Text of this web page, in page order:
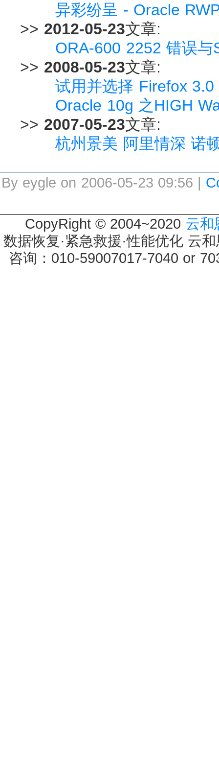
异彩纷呈 - Oracle
>> 2012-05-23文章:
ORA-600 2252 错误与
>> 2008-05-23文章:
试用并选择 Firefox 3.0
Oracle 10g 之HIGH
>> 2007-05-23文章:
杭州景美 阿里情深 诺
By eygle on 2006-05-23 09:56 |
CopyRight © 2004~2020 云和
数据恢复·紧急救援·性能优化 云
咨询：010-59007017-7040 or